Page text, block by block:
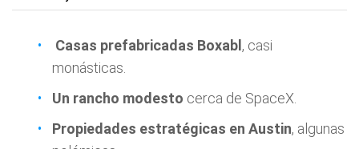
Casas prefabricadas Boxabl , casi
monásticas.
Un rancho modesto cerca de SpaceX.
Propiedades estratégicas en Austin, algunas